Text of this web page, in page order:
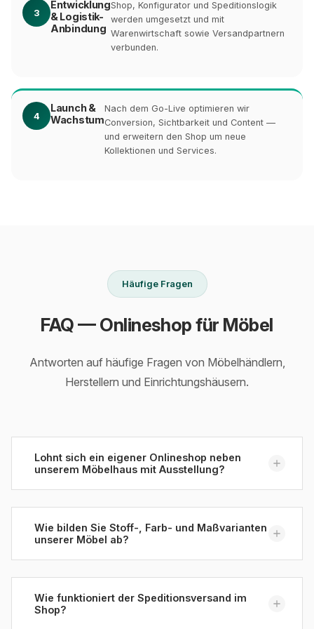
3
Entwicklung
& Logistik-
Anbindung
Shop, Konfigurator und Speditionslogik
werden umgesetzt und mit
Warenwirtschaft sowie Versandpartnern
verbunden.
4
Launch &
Wachstum
Nach dem Go-Live optimieren wir
Conversion, Sichtbarkeit und Content —
und erweitern den Shop um neue
Kollektionen und Services.
Häufige Fragen
FAQ — Onlineshop für Möbel
Antworten auf häufige Fragen von Möbelhändlern,
Herstellern und Einrichtungshäusern.
Lohnt sich ein eigener Onlineshop neben
unserem Möbelhaus mit Ausstellung?
In vielen Fällen ja — vor allem als Verlängerung des
Showrooms. Kunden recherchieren heute
überwiegend online, bevor sie eine Ausstellung
besuchen. Ein eigener Shop macht Sortiment, Preise
und Verfügbarkeiten sichtbar, sammelt Merklisten für
das Beratungsgespräch und verkauft
Mitnahmeartikel sowie Ausstellungsstücke direkt.
Wie bilden Sie Stoff-, Farb- und Maßvarianten
unserer Möbel ab?
Mit individuell entwickelten Konfiguratoren: Kunden
wählen Ausführung, Stoffgruppe, Maße und Zubehör
in geführten Schritten; Preis und Lieferzeit werden je
Wie funktioniert der Speditionsversand im
Shop?